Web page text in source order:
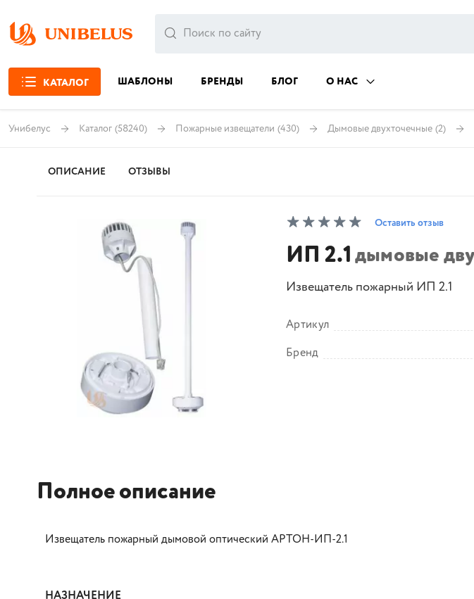
КАТАЛОГ ШАБЛОНЫ БРЕНДЫ БЛОГ О НАС
Унибелус Каталог (58240) Пожарные извещатели (430) Дымовые двухточечные (2)
ОПИСАНИЕ ОТЗЫВЫ
Оставить отзыв
ИП 2.1дымовые
Извещатель пожарный ИП 2.1
Артикул
Бренд
Полное описание
Извещатель пожарный дымовой оптический АРТОН-ИП-2.1